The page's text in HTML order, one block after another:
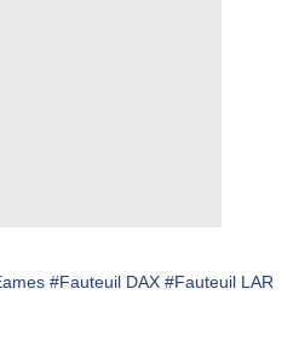
#Fauteuil DAX #Fauteuil LAR